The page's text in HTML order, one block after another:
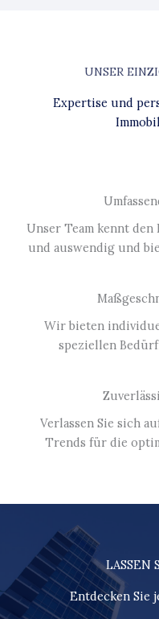
UNSER
Expertise und
Unser Team kennt
und auswendig und
Wir bieten
speziellen
Verlassen Sie sich
Trends für die
LASSEN
Entdecken Sie